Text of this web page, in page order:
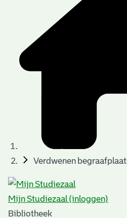
Verdwenen
Mijn Studiezaal (inloggen)
Bibliotheek